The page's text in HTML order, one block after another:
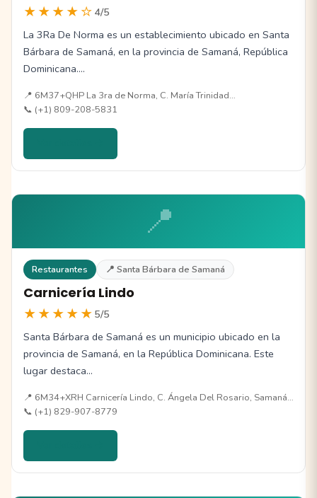
★★★★☆ 4/5
La 3Ra De Norma es un establecimiento ubicado en Santa
Bárbara de Samaná, en la provincia de Samaná, República
Dominicana.…
📍 6M37+QHP La 3ra de Norma, C. María Trinidad…
📞 (+1) 809-208-5831
📍
Restaurantes 📍 Santa Bárbara de Samaná
Carnicería Lindo
★★★★★ 5/5
Santa Bárbara de Samaná es un municipio ubicado en la
provincia de Samaná, en la República Dominicana. Este
lugar destaca…
📍 6M34+XRH Carnicería Lindo, C. Ángela Del Rosario, Samaná…
📞 (+1) 829-907-8779